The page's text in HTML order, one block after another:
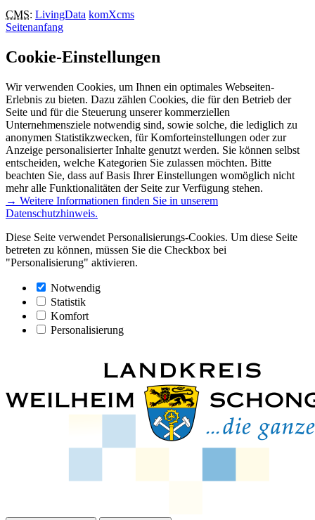
CMS: LivingData komXcms
Seitenanfang
Cookie-Einstellungen
Wir verwenden Cookies, um Ihnen ein optimales Webseiten-
Erlebnis zu bieten. Dazu zählen Cookies, die für den Betrieb der
Seite und für die Steuerung unserer kommerziellen
Unternehmensziele notwendig sind, sowie solche, die lediglich zu
anonymen Statistikzwecken, für Komforteinstellungen oder zur
Anzeige personalisierter Inhalte genutzt werden. Sie können selbst
entscheiden, welche Kategorien Sie zulassen möchten. Bitte
beachten Sie, dass auf Basis Ihrer Einstellungen womöglich nicht
mehr alle Funktionalitäten der Seite zur Verfügung stehen.
→ Weitere Informationen finden Sie in unserem
Datenschutzhinweis.
Diese Seite verwendet Personalisierungs-Cookies. Um diese Seite
betreten zu können, müssen Sie die Checkbox bei
"Personalisierung" aktivieren.
Notwendig
Statistik
Komfort
Personalisierung